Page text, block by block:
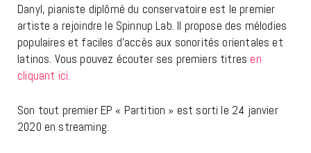
Danyl, pianiste diplômé du conservatoire est le premier
artiste a rejoindre le Spinnup Lab. Il propose des mélodies
populaires et faciles d’accès aux sonorités orientales et
latinos. Vous pouvez écouter ses premiers titres en
cliquant ici.
Son tout premier EP « Partition » est sorti le 24 janvier
2020 en streaming.